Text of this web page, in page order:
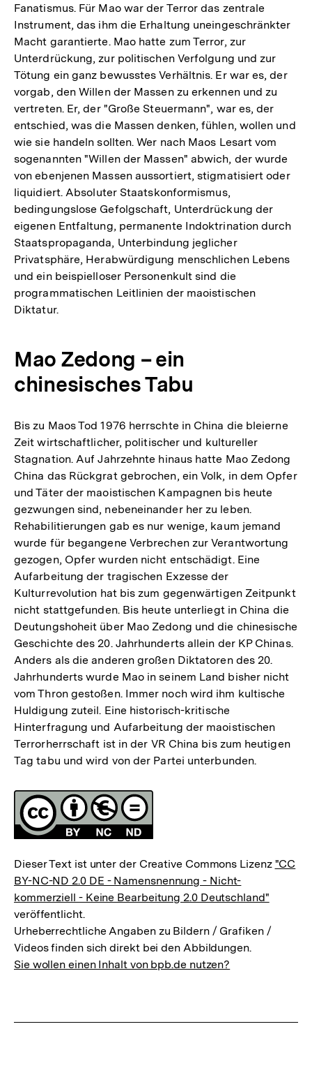
Fanatismus. Für Mao war der Terror das zentrale
Instrument, das ihm die Erhaltung uneingeschränkter
Macht garantierte. Mao hatte zum Terror, zur
Unterdrückung, zur politischen Verfolgung und zur
Tötung ein ganz bewusstes Verhältnis. Er war es, der
vorgab, den Willen der Massen zu erkennen und zu
vertreten. Er, der "Große Steuermann", war es, der
entschied, was die Massen denken, fühlen, wollen und
wie sie handeln sollten. Wer nach Maos Lesart vom
sogenannten "Willen der Massen" abwich, der wurde
von ebenjenen Massen aussortiert, stigmatisiert oder
liquidiert. Absoluter Staatskonformismus,
bedingungslose Gefolgschaft, Unterdrückung der
eigenen Entfaltung, permanente Indoktrination durch
Staatspropaganda, Unterbindung jeglicher
Privatsphäre, Herabwürdigung menschlichen Lebens
und ein beispielloser Personenkult sind die
programmatischen Leitlinien der maoistischen
Diktatur.
Mao Zedong – ein
chinesisches Tabu
Bis zu Maos Tod 1976 herrschte in China die bleierne
Zeit wirtschaftlicher, politischer und kultureller
Stagnation. Auf Jahrzehnte hinaus hatte Mao Zedong
China das Rückgrat gebrochen, ein Volk, in dem Opfer
und Täter der maoistischen Kampagnen bis heute
gezwungen sind, nebeneinander her zu leben.
Rehabilitierungen gab es nur wenige, kaum jemand
wurde für begangene Verbrechen zur Verantwortung
gezogen, Opfer wurden nicht entschädigt. Eine
Aufarbeitung der tragischen Exzesse der
Kulturrevolution hat bis zum gegenwärtigen Zeitpunkt
nicht stattgefunden. Bis heute unterliegt in China die
Deutungshoheit über Mao Zedong und die chinesische
Geschichte des 20. Jahrhunderts allein der KP Chinas.
Anders als die anderen großen Diktatoren des 20.
Jahrhunderts wurde Mao in seinem Land bisher nicht
vom Thron gestoßen. Immer noch wird ihm kultische
Huldigung zuteil. Eine historisch-kritische
Hinterfragung und Aufarbeitung der maoistischen
Terrorherrschaft ist in der VR China bis zum heutigen
Tag tabu und wird von der Partei unterbunden.
Fussnoten
Lizenz
Dieser Text ist unter der Creative Commons Lizenz "CC
BY-NC-ND 2.0 DE - Namensnennung - Nicht-
kommerziell - Keine Bearbeitung 2.0 Deutschland"
veröffentlicht.
Urheberrechtliche Angaben zu Bildern / Grafiken /
Videos finden sich direkt bei den Abbildungen.
Sie wollen einen Inhalt von bpb.de nutzen?